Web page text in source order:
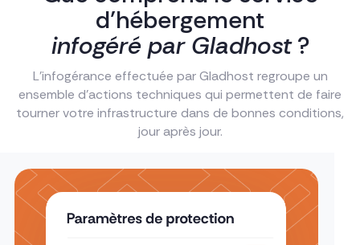
d’hébergement
infogéré par Gladhost?
L’infogérance effectuée par Gladhost regroupe un
ensemble d’actions techniques qui permettent de faire
tourner votre infrastructure dans de bonnes conditions,
jour après jour.